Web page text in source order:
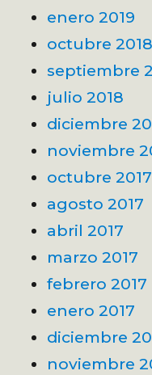
enero 2019
octubre 2018
septiembre
julio 2018
diciembre
noviembre
octubre 2017
agosto 2017
abril 2017
marzo 2017
febrero 2017
enero 2017
diciembre
noviembre